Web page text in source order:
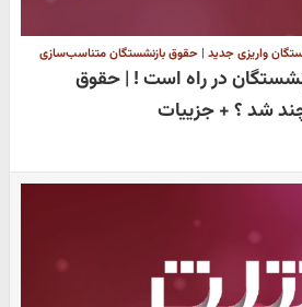
واریزی جدید | حقوق بازنشستگان متناسب‌سازی
در راه است ! | حقوق
شد ؟ + جزییات